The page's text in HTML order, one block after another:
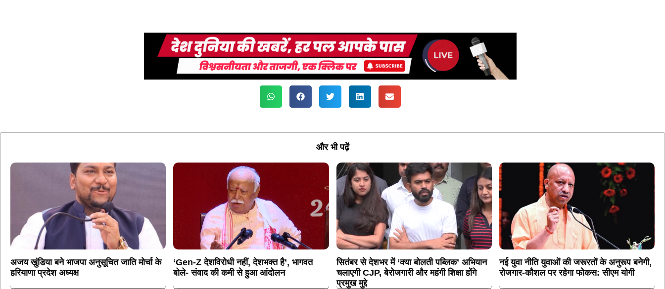
और भी पढ़ें
अजय खुंडिया बने भाजपा अनुसूचित जाति मोर्चा के
हरियाणा प्रदेश अध्यक्ष
‘Gen-Z देशविरोधी नहीं, देशभक्त है’, भागवत
बोले- संवाद की कमी से हुआ आंदोलन
सितंबर से देशभर में ‘क्या बोलती पब्लिक’ अभियान
चलाएगी CJP, बेरोजगारी और महंगी शिक्षा होंगे
प्रमुख मुद्दे
नई युवा नीति युवाओं की जरूरतों के अनुरूप बनेगी,
रोजगार-कौशल पर रहेगा फोकस: सीएम योगी